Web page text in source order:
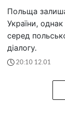
Польща
України,
серед
діалогу.
20:10 12.01